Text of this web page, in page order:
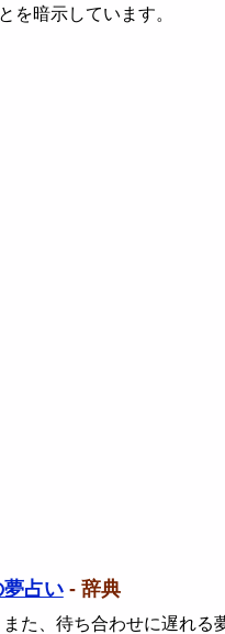
を暗示しています。
占い- 辞典
また、待ち合わせに遅れる